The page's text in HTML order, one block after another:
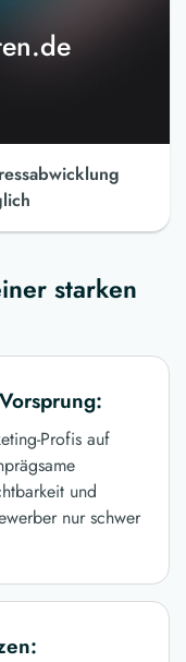
starken
Profis auf
und
nur schwer